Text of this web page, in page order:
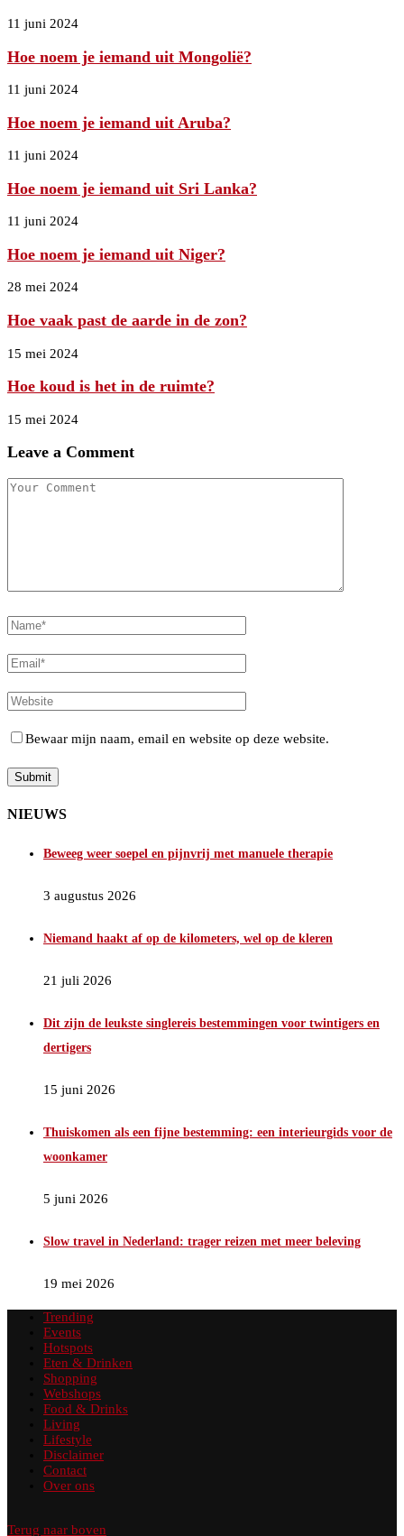
11 juni 2024
Hoe noem je iemand uit Mongolië?
11 juni 2024
Hoe noem je iemand uit Aruba?
11 juni 2024
Hoe noem je iemand uit Sri Lanka?
11 juni 2024
Hoe noem je iemand uit Niger?
28 mei 2024
Hoe vaak past de aarde in de zon?
15 mei 2024
Hoe koud is het in de ruimte?
15 mei 2024
Leave a Comment
Bewaar mijn naam, email en website op deze website.
NIEUWS
Beweeg weer soepel en pijnvrij met manuele therapie
3 augustus 2026
Niemand haakt af op de kilometers, wel op de kleren
21 juli 2026
Dit zijn de leukste singlereis bestemmingen voor twintigers en
dertigers
15 juni 2026
Thuiskomen als een fijne bestemming: een interieurgids voor de
woonkamer
5 juni 2026
Slow travel in Nederland: trager reizen met meer beleving
19 mei 2026
Trending
Events
Hotspots
Eten & Drinken
Shopping
Webshops
Food & Drinks
Living
Lifestyle
Disclaimer
Contact
Over ons
Terug naar boven